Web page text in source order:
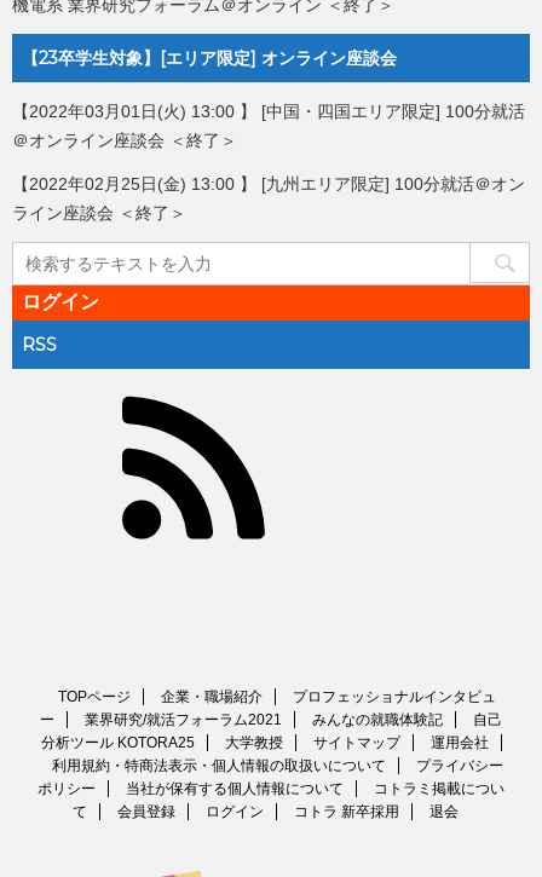
機電系 業界研究フォーラム＠オンライン ＜終了＞
【23卒学生対象】[エリア限定] オンライン座談会
【2022年03月01日(火) 13:00 】 [中国・四国エリア限定] 100分就活
＠オンライン座談会 ＜終了＞
【2022年02月25日(金) 13:00 】 [九州エリア限定] 100分就活＠オン
ライン座談会 ＜終了＞
ログイン
RSS
TOPページ 企業・職場紹介
プロフェッショナルインタビュ
ー
業界研究/就活フォーラム2021 みんなの就職体験記
自己
分析ツール KOTORA25
大学教授 サイトマップ
運用会社
利用規約・特商法表示・個人情報の取扱いについて
プライバシー
ポリシー
当社が保有する個人情報について
コトラミ掲載につい
て
会員登録 ログイン コトラ 新卒採用 退会